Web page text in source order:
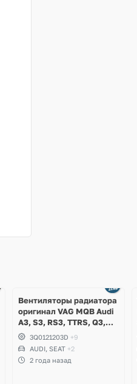
Вентиляторы радиатора
оригинал VAG MQB Audi
A3, S3, RS3, TTRS, Q3,
RSQ3, Volkswagen
Tiguan 2, Allspace,
Arteon, Passat B8,
Multivan, Transporter T6,
3Q0121203D +9
AUDI, SEAT +2
2 года назад